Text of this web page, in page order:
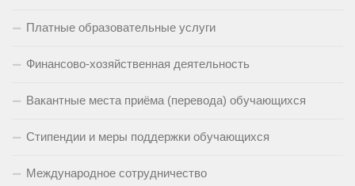
Платные образовательные услуги
Финансово-хозяйственная деятельность
Вакантные места приёма (перевода) обучающихся
Стипендии и меры поддержки обучающихся
Международное сотрудничество